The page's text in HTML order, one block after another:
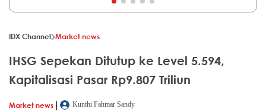
IDX Channel Market news
IHSG Sepekan Ditutup ke Level 5.594,
Kapitalisasi Pasar Rp9.807 Triliun
Market news |
Kunthi Fahmar Sandy